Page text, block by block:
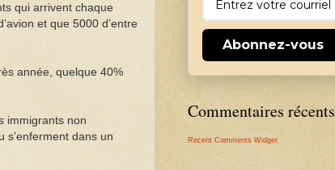
qui arrivent chaque
et que 5000 d’entre
année, quelque 40%
immigrants non
s’enferment dans un
Abonnez-vous
Commentaires récents
Recent Comments Widget